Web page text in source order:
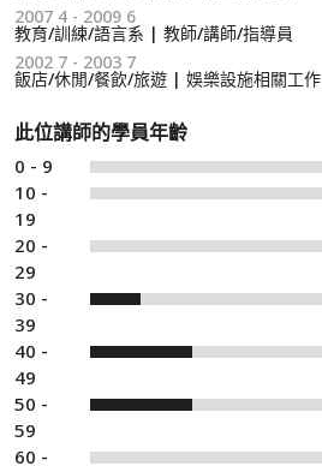
2007 4 - 2009 6
教育/訓練/語言系 | 教師/講師/指導員
2002 7 - 2003 7
飯店/休閒/餐飲/旅遊 | 娛樂設施相關工作
此位講師的學員年齡
0 - 9
10 -
19
20 -
29
30 -
39
40 -
49
50 -
59
60 -